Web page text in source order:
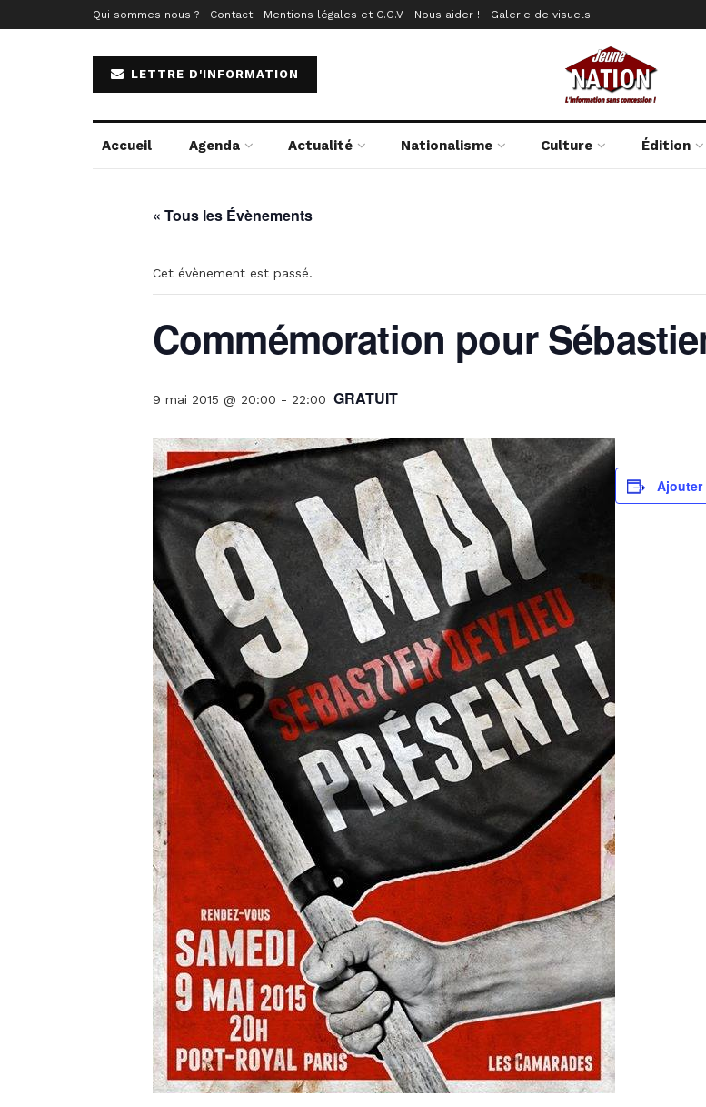
Qui sommes nous ? Contact Mentions légales et C.G.V Nous aider ! Galerie de visuels
LETTRE D'INFORMATION
Accueil Agenda Actualité Nationalisme Culture Édition
« Tous les Évènements
Cet évènement est passé.
Commémoration pour
9 mai 2015 @ 20:00 - 22:00 GRATUIT
Ajouter